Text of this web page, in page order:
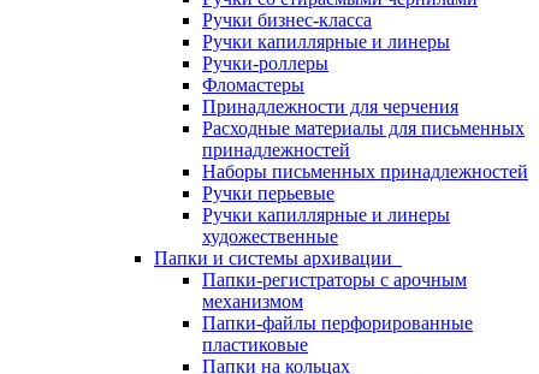
Ручки бизнес-класса
Ручки капиллярные и линеры
Ручки-роллеры
Фломастеры
Принадлежности для черчения
Расходные материалы для письменных
принадлежностей
Наборы письменных принадлежностей
Ручки перьевые
Ручки капиллярные и линеры
художественные
Папки и системы архивации
Папки-регистраторы с арочным
механизмом
Папки-файлы перфорированные
пластиковые
Папки на кольцах